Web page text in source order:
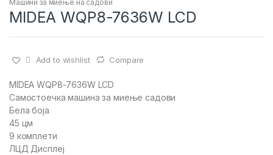
Машини за миење на садови
MIDEA WQP8-7636W LCD
Add to wishlist Compare
MIDEA WQP8-7636W LCD
Самостоечка машина за миење садови
Бела боја
45 цм
9 комплети
ЛЦД Дисплеј